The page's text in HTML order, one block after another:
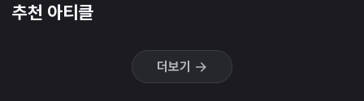
추천 아티클
더보기